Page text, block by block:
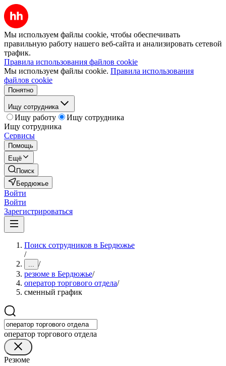
Мы используем файлы cookie, чтобы обеспечивать
правильную работу нашего веб-сайта и анализировать сетевой
трафик.
Правила использования файлов cookie
Мы используем файлы cookie. Правила использования
файлов cookie
Понятно
Ищу сотрудника
Ищу работу
Ищу сотрудника
Ищу сотрудника
Сервисы
Помощь
Ещё
Поиск
Бердюжье
Войти
Войти
Зарегистрироваться
Поиск сотрудников в Бердюжье
/
... /
резюме в Бердюжье/
оператор торгового отдела/
сменный график
оператор торгового отдела
Резюме